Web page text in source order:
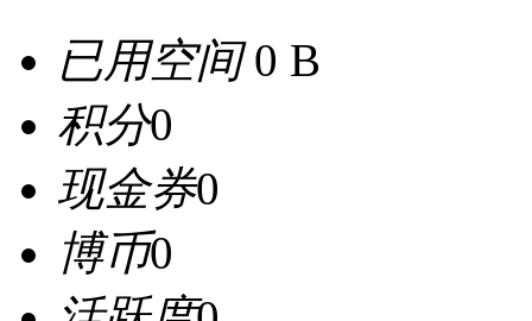
已用空间0 B
积分0
现金券0
博币0